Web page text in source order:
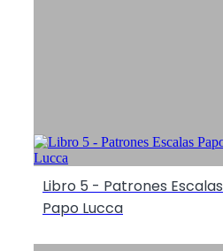
Libro 5 - Patrones Escalas
Papo Lucca